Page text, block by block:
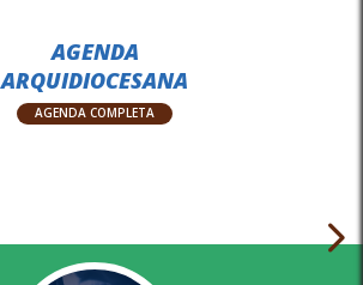
AGENDA
ARQUIDIOCESANA
AGENDA COMPLETA